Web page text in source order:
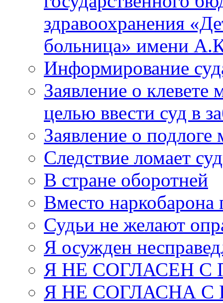
здравоохранения
больница» имени
Информирование
Заявление о клевете
целью ввести суд в
Заявление о
Следствие ломает
В стране оборотней
Вместо
Судьи не желают
Я осужден
Я НЕ СОГЛАСЕН
Я НЕ СОГЛАСНА